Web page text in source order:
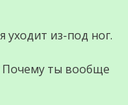
уходит из-под ног.
Почему ты вообще